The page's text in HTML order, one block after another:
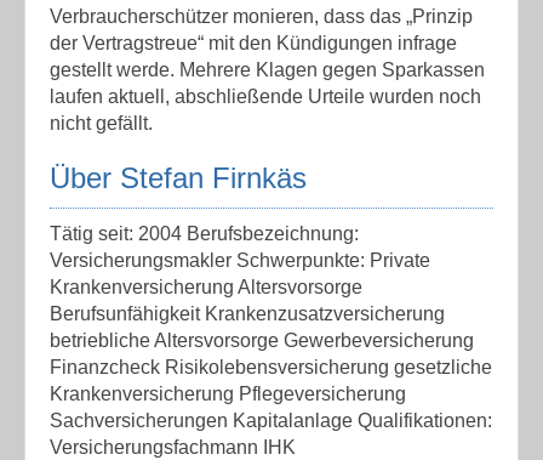
Verbraucherschützer monieren, dass das „Prinzip
der Vertragstreue“ mit den Kündigungen infrage
gestellt werde. Mehrere Klagen gegen Sparkassen
laufen aktuell, abschließende Urteile wurden noch
nicht gefällt.
Über Stefan Firnkäs
Tätig seit: 2004 Berufsbezeichnung:
Versicherungsmakler Schwerpunkte: Private
Krankenversicherung Altersvorsorge
Berufsunfähigkeit Krankenzusatzversicherung
betriebliche Altersvorsorge Gewerbeversicherung
Finanzcheck Risikolebensversicherung gesetzliche
Krankenversicherung Pflegeversicherung
Sachversicherungen Kapitalanlage Qualifikationen:
Versicherungsfachmann IHK